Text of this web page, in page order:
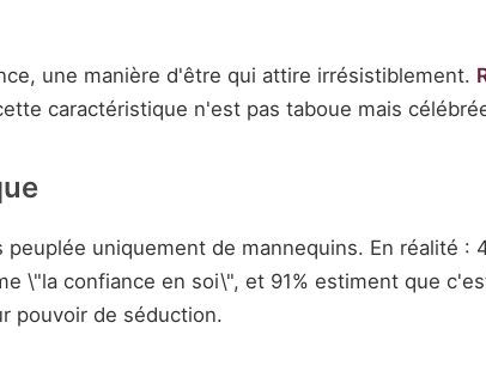
une manière d'être qui attire irrésistiblement.
caractéristique n'est pas taboue mais
uniquement de mannequins. En réalité :
\"la confiance en soi\", et 91% estiment que
pouvoir de séduction.